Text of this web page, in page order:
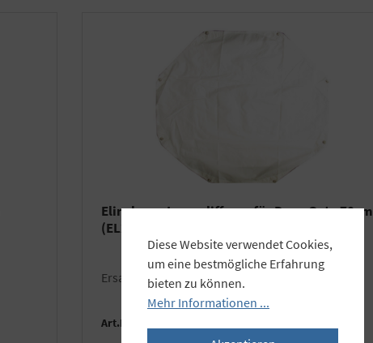
Elinchrom Innendiffusor für Deep Octa 70cm
(EL26187, 26650)
Ersatz
Art.Nr.:
Diese Website verwendet Cookies,
um eine bestmögliche Erfahrung
bieten zu können.
Mehr Informationen ...